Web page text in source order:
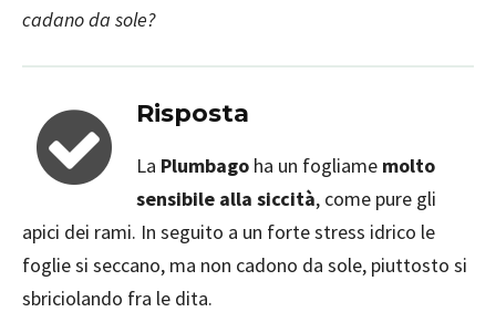
cadano da sole?
Risposta
La Plumbago ha un fogliame molto
sensibile alla siccità, come pure gli
apici dei rami. In seguito a un forte stress idrico le
foglie si seccano, ma non cadono da sole, piuttosto si
sbriciolando fra le dita.